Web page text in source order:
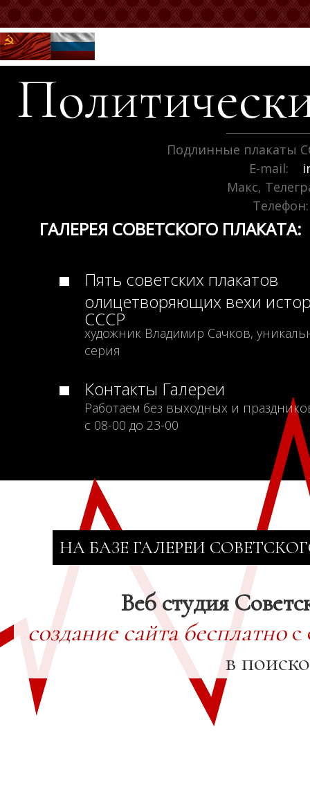
Подлинные плакаты
E-mail:
Макс,
Телефон:
ГАЛЕРЕЯ СОВЕТСКОГО ПЛАКАТА:
Пять советских плакатов
олицетворяющих вехи
СССР
художник Владимир Сачков,
серия
Контакты Галереи
Работаем без выходных и
с 08-00 до 23-00
НА БАЗЕ ГАЛЕРЕИ
Веб студия
создание сайта бесплатнос
в